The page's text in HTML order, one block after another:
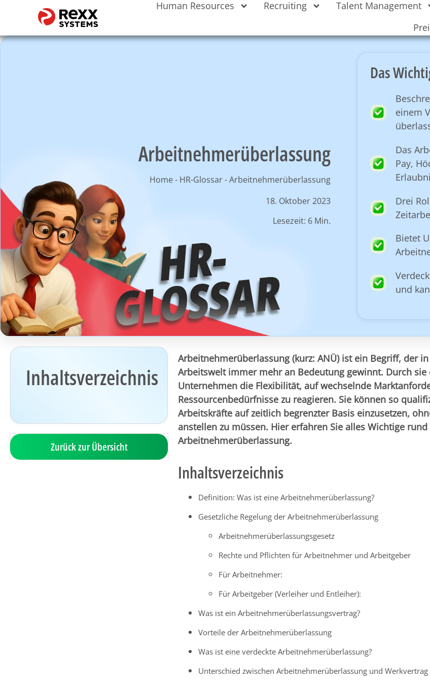
Human Resources Recruiting Talent Management
Arbeitnehmerüberlassung
Home- HR-Glossar-Arbeitnehmerüberlassung
18. Oktober 2023
Lesezeit: 6 Min.
Das
einem
Das
Pay,
Drei
Bietet
und
Inhaltsverzeichnis
Zurück zur Übersicht
Arbeitnehmerüberlassung (kurz: ANÜ) ist ein Begriff, der
Arbeitswelt immer mehr an Bedeutung gewinnt. Durch sie
Unternehmen die Flexibilität, auf wechselnde
Ressourcenbedürfnisse zu reagieren. Sie können so
Arbeitskräfte auf zeitlich begrenzter Basis einzusetzen,
anstellen zu müssen. Hier erfahren Sie alles Wichtige
Arbeitnehmerüberlassung.
Inhaltsverzeichnis
Definition: Was ist eine Arbeitnehmerüberlassung?
Gesetzliche Regelung der Arbeitnehmerüberlassung
Arbeitnehmerüberlassungsgesetz
Rechte und Pflichten für Arbeitnehmer und Arbeitgeber
Für Arbeitnehmer:
Für Arbeitgeber (Verleiher und Entleiher):
Was ist ein Arbeitnehmerüberlassungsvertrag?
Vorteile der Arbeitnehmerüberlassung
Was ist eine verdeckte Arbeitnehmerüberlassung?
Unterschied zwischen Arbeitnehmerüberlassung und Werkvertrag